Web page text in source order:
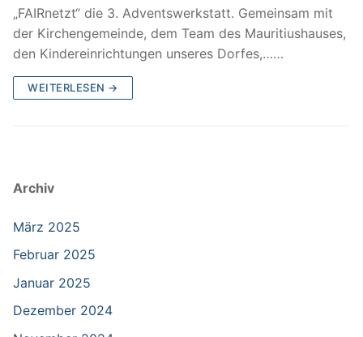
„FAIRnetzt“ die 3. Adventswerkstatt. Gemeinsam mit
der Kirchengemeinde, dem Team des Mauritiushauses,
den Kindereinrichtungen unseres Dorfes,……
WEITERLESEN →
Archiv
März 2025
Februar 2025
Januar 2025
Dezember 2024